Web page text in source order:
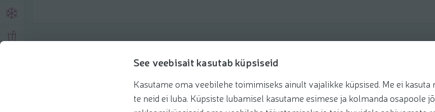
See veebisait kasutab küpsiseid
Kasutame oma veebilehe toimimiseks ainult vajalikke küpsised. Me ei kasuta
te neid ei luba. Küpsiste lubamisel kasutame esimese ja kolmanda osapoole
Recommendations